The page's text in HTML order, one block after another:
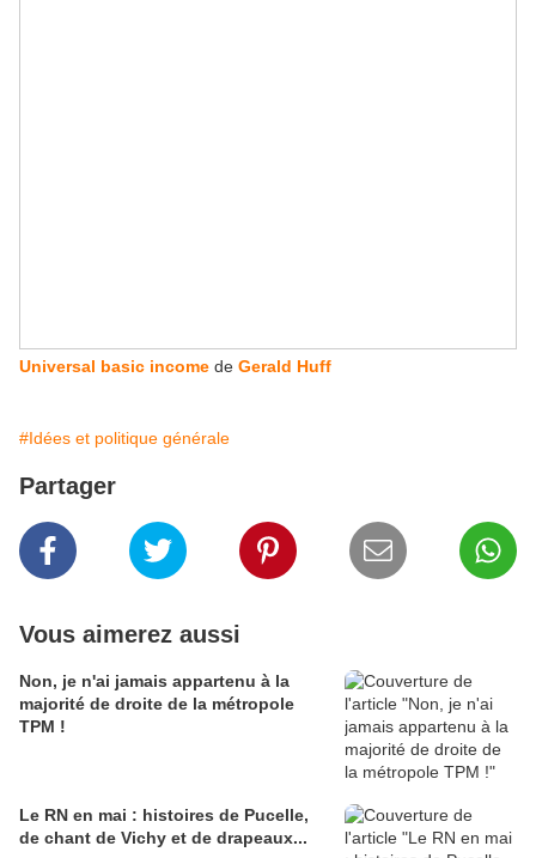
Universal basic income de Gerald Huff
#Idées et politique générale
Partager
Vous aimerez aussi
Non, je n'ai jamais appartenu à la
majorité de droite de la métropole
TPM !
Le RN en mai : histoires de Pucelle,
de chant de Vichy et de drapeaux...